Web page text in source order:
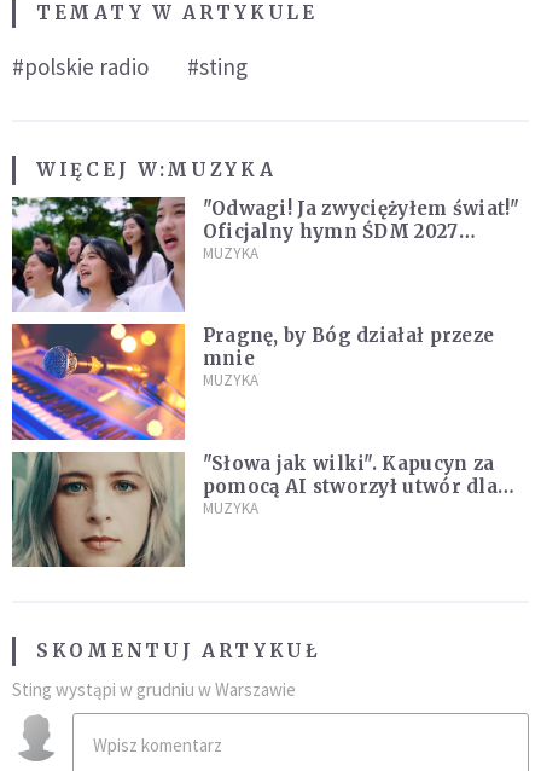
TEMATY W ARTYKULE
#polskie radio #sting
WIĘCEJ W:MUZYKA
"Odwagi! Ja zwyciężyłem świat!"
Oficjalny hymn ŚDM 2027
zaprezentowany
MUZYKA
Pragnę, by Bóg działał przeze
mnie
MUZYKA
"Słowa jak wilki". Kapucyn za
pomocą AI stworzył utwór dla
wszystkich, którzy doświadczają
MUZYKA
SKOMENTUJ ARTYKUŁ
Sting wystąpi w grudniu w Warszawie